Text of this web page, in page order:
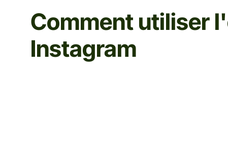
Comment utiliser
Instagram